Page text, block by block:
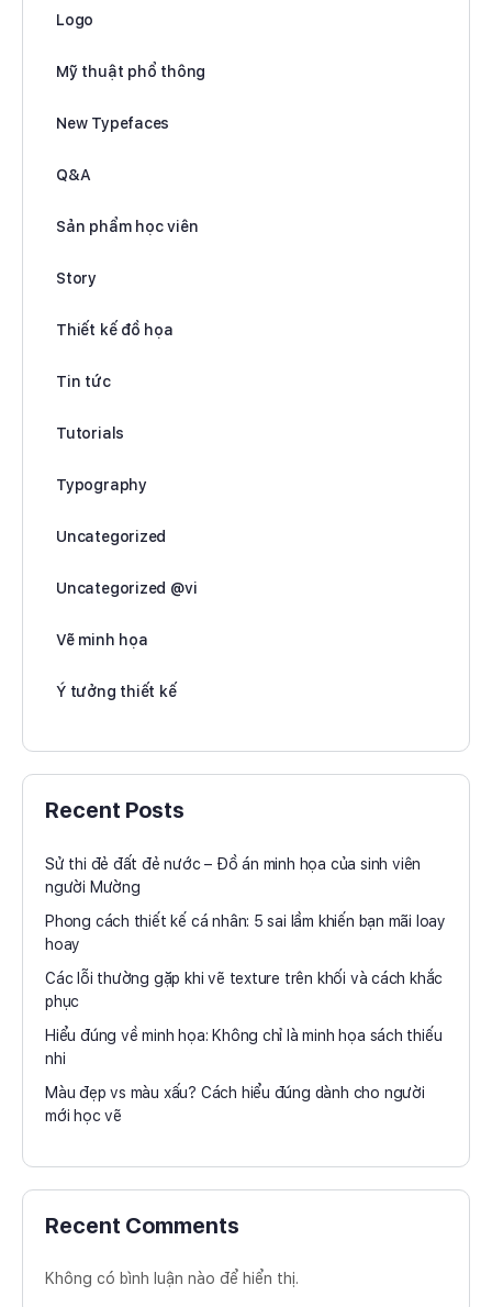
Logo
Mỹ thuật phổ thông
New Typefaces
Q&A
Sản phẩm học viên
Story
Thiết kế đồ họa
Tin tức
Tutorials
Typography
Uncategorized
Uncategorized @vi
Vẽ minh họa
Ý tưởng thiết kế
Recent Posts
Sử thi đẻ đất đẻ nước – Đồ án minh họa của sinh viên
người Mường
Phong cách thiết kế cá nhân: 5 sai lầm khiến bạn mãi loay
hoay
Các lỗi thường gặp khi vẽ texture trên khối và cách khắc
phục
Hiểu đúng về minh họa: Không chỉ là minh họa sách thiếu
nhi
Màu đẹp vs màu xấu? Cách hiểu đúng dành cho người
mới học vẽ
Recent Comments
Không có bình luận nào để hiển thị.